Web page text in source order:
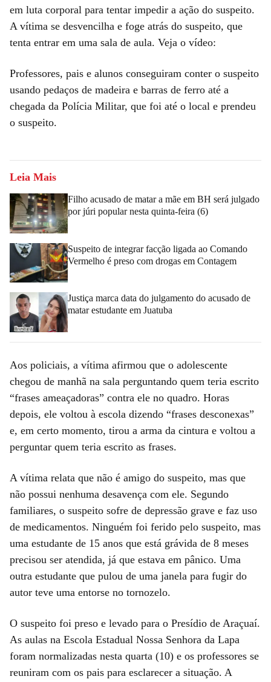
em luta corporal para tentar impedir a ação do suspeito.
A vítima se desvencilha e foge atrás do suspeito, que
tenta entrar em uma sala de aula. Veja o vídeo:
Professores, pais e alunos conseguiram conter o suspeito
usando pedaços de madeira e barras de ferro até a
chegada da Polícia Militar, que foi até o local e prendeu
o suspeito.
Leia Mais
Filho acusado de matar a mãe em BH será julgado
por júri popular nesta quinta-feira (6)
Suspeito de integrar facção ligada ao Comando
Vermelho é preso com drogas em Contagem
Justiça marca data do julgamento do acusado de
matar estudante em Juatuba
Aos policiais, a vítima afirmou que o adolescente
chegou de manhã na sala perguntando quem teria escrito
“frases ameaçadoras” contra ele no quadro. Horas
depois, ele voltou à escola dizendo “frases desconexas”
e, em certo momento, tirou a arma da cintura e voltou a
perguntar quem teria escrito as frases.
A vítima relata que não é amigo do suspeito, mas que
não possui nenhuma desavença com ele. Segundo
familiares, o suspeito sofre de depressão grave e faz uso
de medicamentos. Ninguém foi ferido pelo suspeito, mas
uma estudante de 15 anos que está grávida de 8 meses
precisou ser atendida, já que estava em pânico. Uma
outra estudante que pulou de uma janela para fugir do
autor teve uma entorse no tornozelo.
O suspeito foi preso e levado para o Presídio de Araçuaí.
As aulas na Escola Estadual Nossa Senhora da Lapa
foram normalizadas nesta quarta (10) e os professores se
reuniram com os pais para esclarecer a situação. A